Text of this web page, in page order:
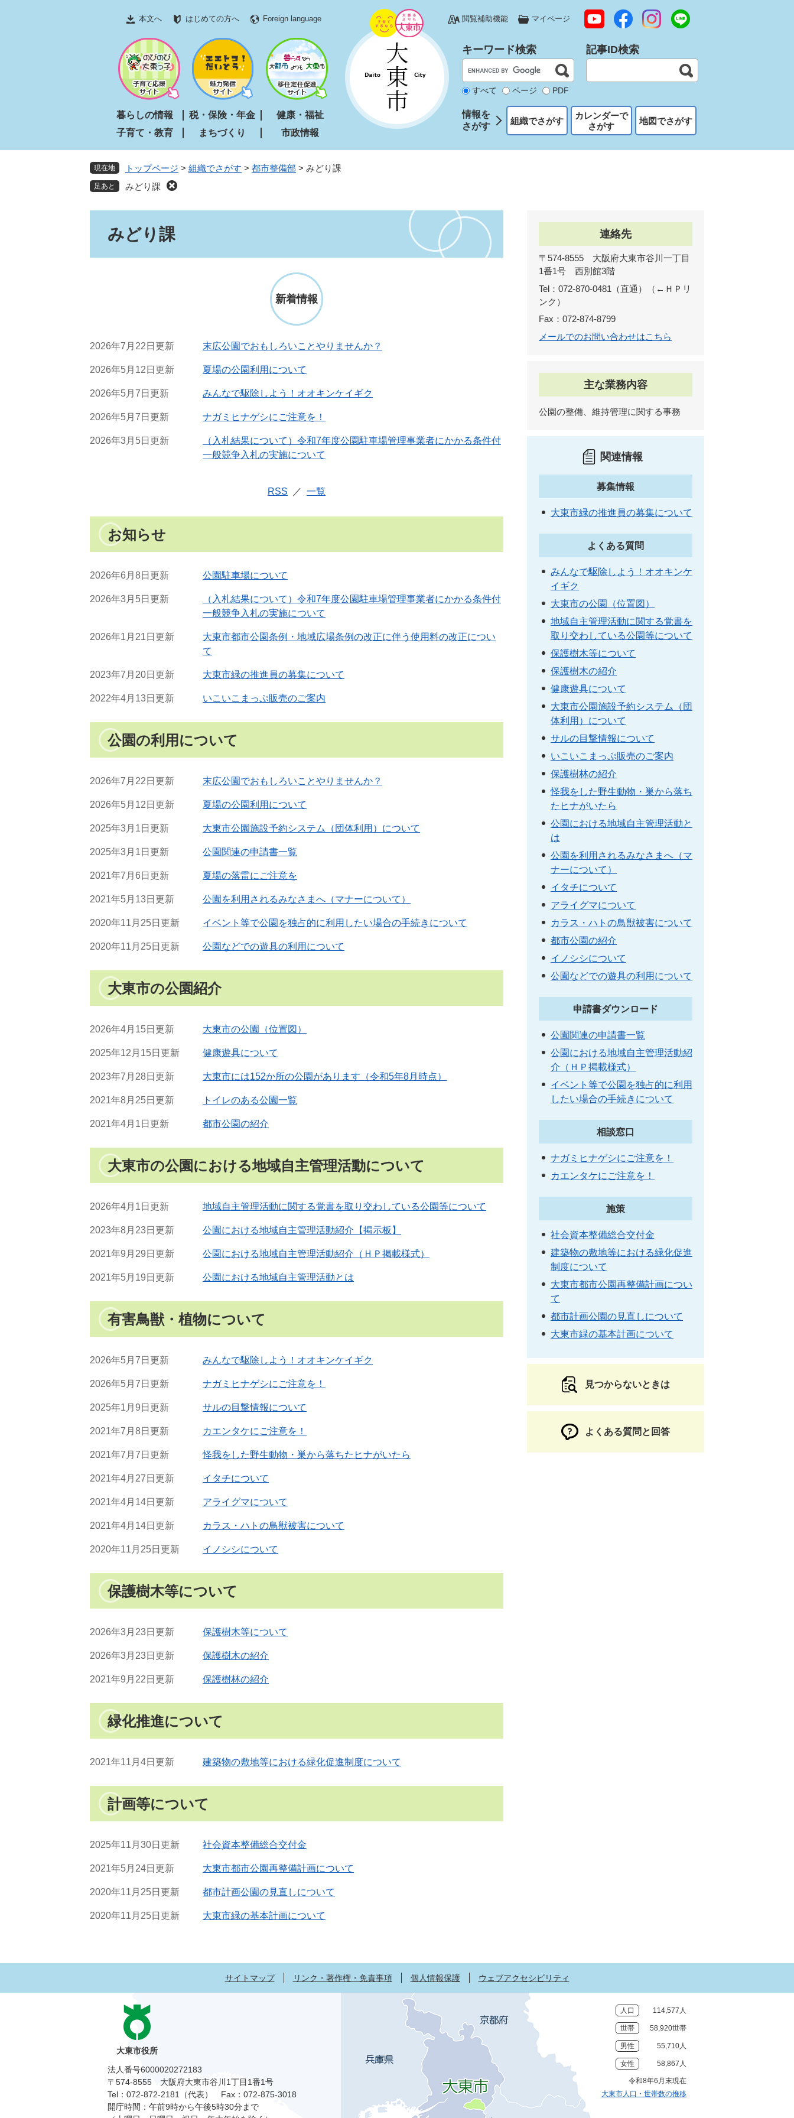
文
本文へ はじめての方へ Foreign language 閲覧補助機能 マイページ
暮らしの情報 税・保険・年金
健康・福祉
子育て・教育
まちづくり 市政情報
キーワード検索
すべて ページ PDF
記事ID検索
情報を
さがす
組織でさがす
カレンダーで
さがす
地図でさがす
現在地 トップページ > 組織でさがす > 都市整備部 > みどり課
みどり課
みどり課
新着情報
2026年7月22日更新 末広公園でおもしろいことやりませんか？
2026年5月12日更新 夏場の公園利用について
2026年5月7日更新 みんなで駆除しよう！オオキンケイギク
2026年5月7日更新 ナガミヒナゲシにご注意を！
2026年3月5日更新
（入札結果について）令和7年度公園駐車場管理事業者にかかる条件付
一般競争入札の実施について
RSS 一覧
お知らせ
2026年6月8日更新 公園駐車場について
2026年3月5日更新
（入札結果について）令和7年度公園駐車場管理事業者にかかる条件付
一般競争入札の実施について
2026年1月21日更新
大東市都市公園条例・地域広場条例の改正に伴う使用料の改正につい
て
2023年7月20日更新 大東市緑の推進員の募集について
2022年4月13日更新 いこいこまっぷ販売のご案内
公園の利用について
2026年7月22日更新 末広公園でおもしろいことやりませんか？
2026年5月12日更新 夏場の公園利用について
2025年3月1日更新 大東市公園施設予約システム（団体利用）について
2025年3月1日更新 公園関連の申請書一覧
2021年7月6日更新 夏場の落雷にご注意を
2021年5月13日更新 公園を利用されるみなさまへ（マナーについて）
2020年11月25日更新 イベント等で公園を独占的に利用したい場合の手続きについて
2020年11月25日更新 公園などでの遊具の利用について
大東市の公園紹介
2026年4月15日更新 大東市の公園（位置図）
2025年12月15日更新 健康遊具について
2023年7月28日更新 大東市には152か所の公園があります（令和5年8月時点）
2021年8月25日更新 トイレのある公園一覧
2021年4月1日更新 都市公園の紹介
大東市の公園における地域自主管理活動について
2026年4月1日更新 地域自主管理活動に関する覚書を取り交わしている公園等について
2023年8月23日更新 公園における地域自主管理活動紹介【掲示板】
2021年9月29日更新 公園における地域自主管理活動紹介（ＨＰ掲載様式）
2021年5月19日更新 公園における地域自主管理活動とは
有害鳥獣・植物について
2026年5月7日更新 みんなで駆除しよう！オオキンケイギク
2026年5月7日更新 ナガミヒナゲシにご注意を！
2025年1月9日更新 サルの目撃情報について
2021年7月8日更新 カエンタケにご注意を！
2021年7月7日更新 怪我をした野生動物・巣から落ちたヒナがいたら
2021年4月27日更新 イタチについて
2021年4月14日更新 アライグマについて
2021年4月14日更新 カラス・ハトの鳥獣被害について
2020年11月25日更新 イノシシについて
保護樹木等について
2026年3月23日更新 保護樹木等について
2026年3月23日更新 保護樹木の紹介
2021年9月22日更新 保護樹林の紹介
緑化推進について
2021年11月4日更新 建築物の敷地等における緑化促進制度について
計画等について
2025年11月30日更新 社会資本整備総合交付金
2021年5月24日更新 大東市都市公園再整備計画について
2020年11月25日更新 都市計画公園の見直しについて
2020年11月25日更新 大東市緑の基本計画について
連絡先
〒574-8555 大阪府大東市谷川一丁目
1番1号 西別館3階
Tel：072-870-0481（直通）
←ＨＰリ
ンク
Fax：072-874-8799
メールでのお問い合わせはこちら
主な業務内容
公園の整備、維持管理に関する事務
関連情報
募集情報
大東市緑の推進員の募集について
よくある質問
みんなで駆除しよう！オオキンケ
イギク
大東市の公園（位置図）
地域自主管理活動に関する覚書を
取り交わしている公園等について
保護樹木等について
保護樹木の紹介
健康遊具について
大東市公園施設予約システム（団
体利用）について
サルの目撃情報について
いこいこまっぷ販売のご案内
保護樹林の紹介
怪我をした野生動物・巣から落ち
たヒナがいたら
公園における地域自主管理活動と
は
公園を利用されるみなさまへ（マ
ナーについて）
イタチについて
アライグマについて
カラス・ハトの鳥獣被害について
都市公園の紹介
イノシシについて
公園などでの遊具の利用について
申請書ダウンロード
公園関連の申請書一覧
公園における地域自主管理活動紹
介（ＨＰ掲載様式）
イベント等で公園を独占的に利用
したい場合の手続きについて
相談窓口
ナガミヒナゲシにご注意を！
カエンタケにご注意を！
施策
社会資本整備総合交付金
建築物の敷地等における緑化促進
制度について
大東市都市公園再整備計画につい
て
都市計画公園の見直しについて
大東市緑の基本計画について
見つからないときは
よくある質問と回答
サイトマップ リンク・著作権・免責事項 個人情報保護 ウェブアクセシビリティ
人口 114,577人
世帯 58,920世帯
男性 55,710人
女性 58,867人
令和8年6月末現在
大東市人口・世帯数の推移
大東市役所
法人番号6000020272183
〒574-8555 大阪府大東市谷川1丁目1番1号
Tel：072-872-2181（代表）
Fax：072-875-3018
開庁時間：午前9時から午後5時30分まで